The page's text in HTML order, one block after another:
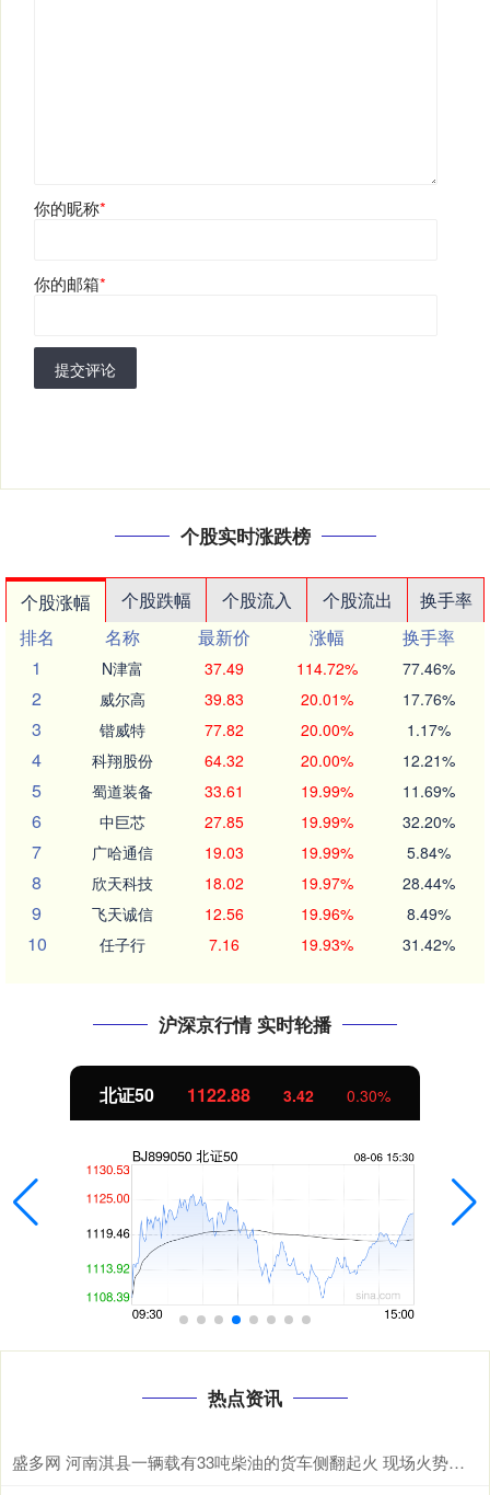
你的昵称*
你的邮箱*
提交评论
个股实时涨跌榜
个股涨幅 个股跌幅 个股流入 个股流出
换手率
排名
名称 最新价 涨幅
换手率
1
N津富 37.49 114.72% 77.46%
2 威尔高 39.83 20.01% 17.76%
3 锴威特 77.82 20.00% 1.17%
4 科翔股份 64.32 20.00% 12.21%
5 蜀道装备 33.61 19.99% 11.69%
6 中巨芯 27.85 19.99% 32.20%
7 广哈通信 19.03 19.99% 5.84%
8 欣天科技 18.02 19.97% 28.44%
9 飞天诚信 12.56 19.96% 8.49%
10 任子行 7.16 19.93% 31.42%
沪深京行情 实时轮播
北证50 1122.88 3.42 0.30%
热点资讯
盛多网 河南淇县一辆载有33吨柴油的货车侧翻起火 现场火势汹汹冒出大量浓烟